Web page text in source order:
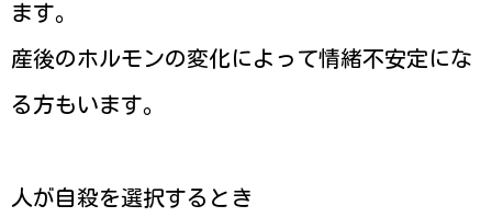
ます。
産後のホルモンの変化によって情緒不安定にな
る方もいます。
人が自殺を選択するとき